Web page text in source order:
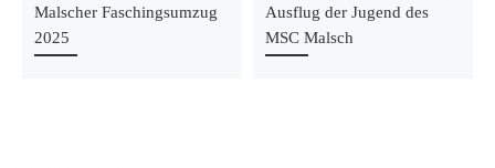
Malscher Faschingsumzug
2025
Ausflug der Jugend des
MSC Malsch